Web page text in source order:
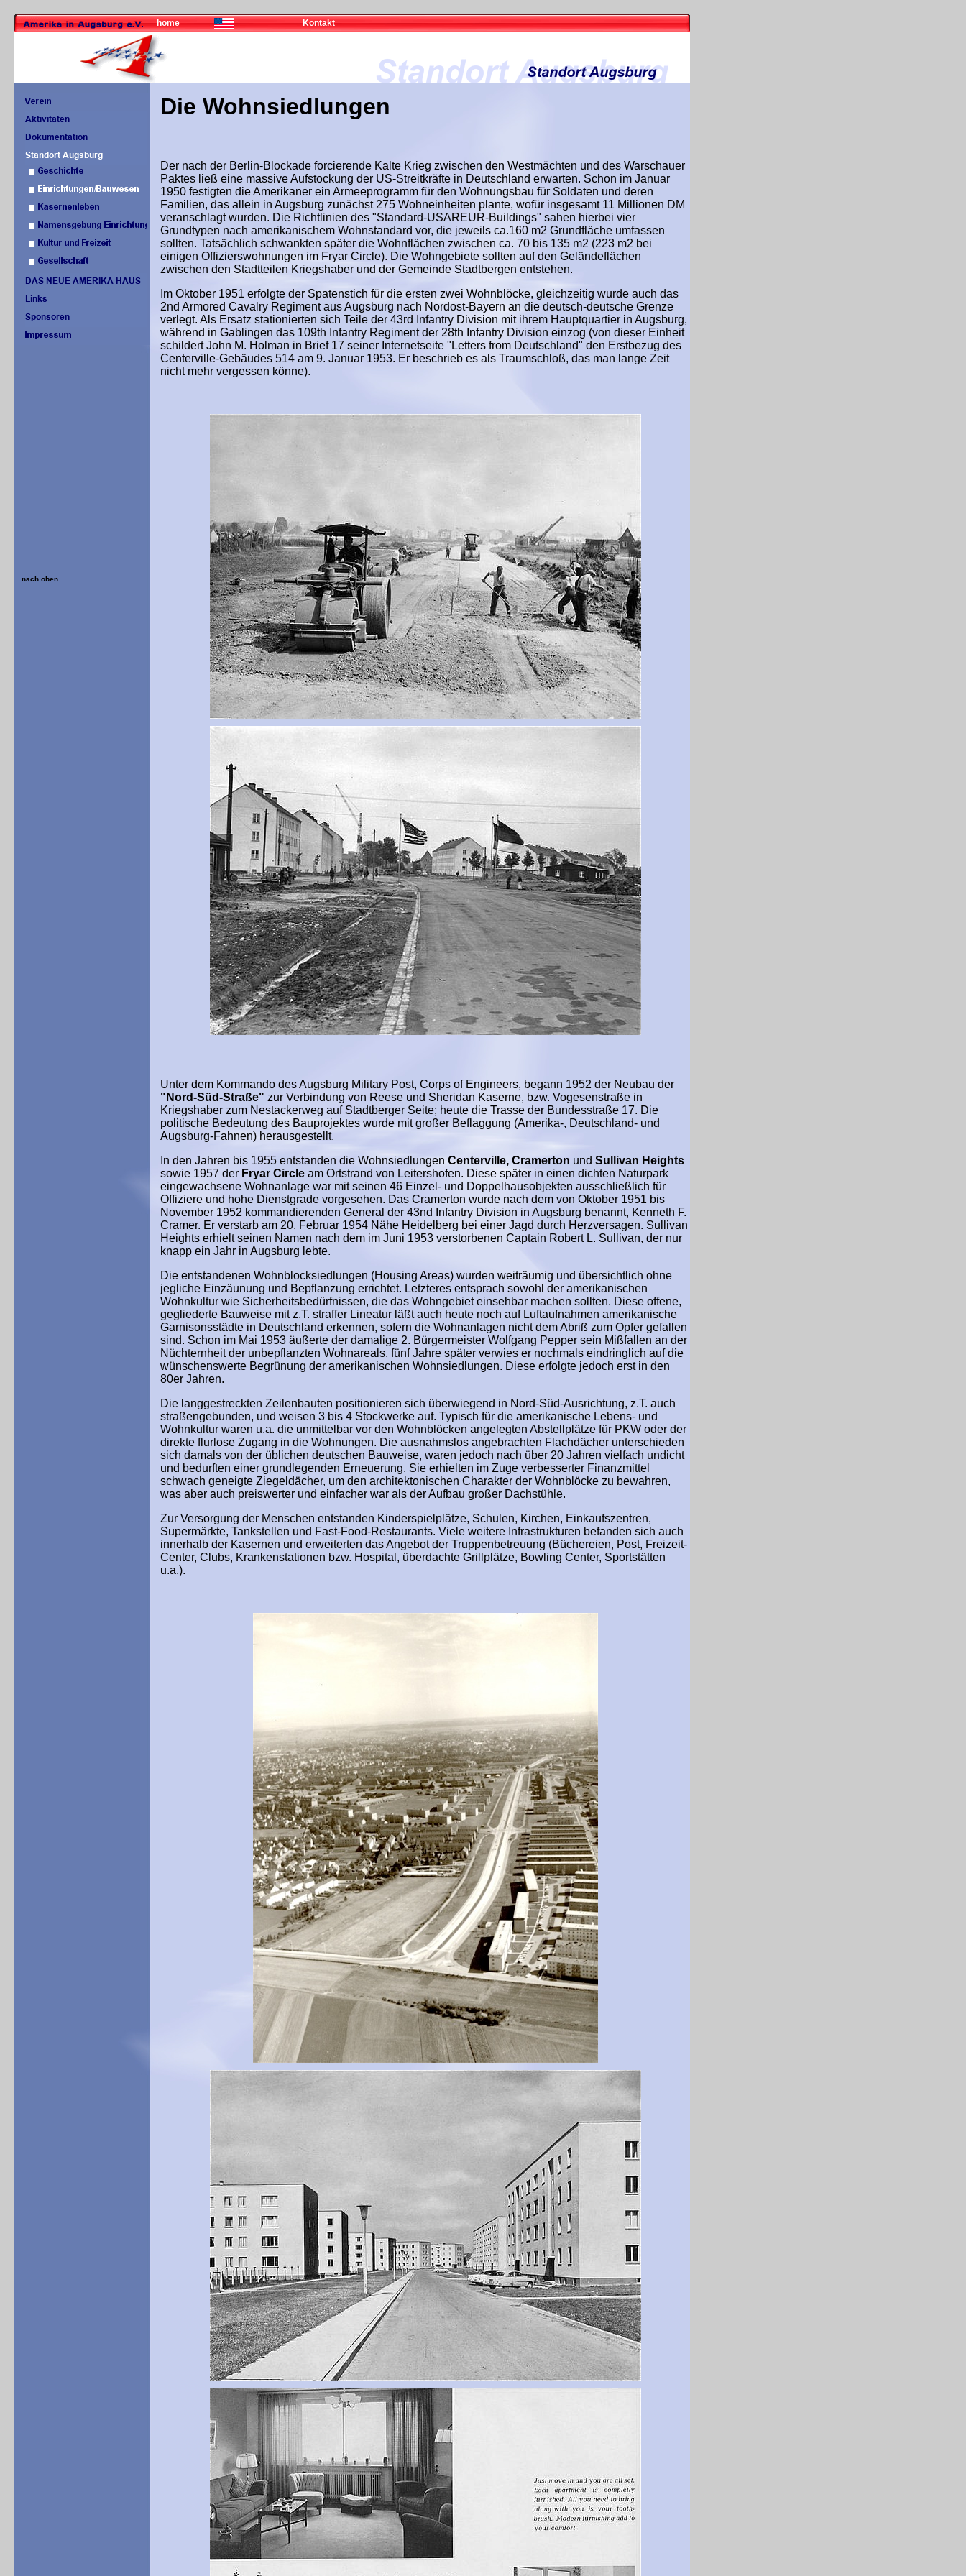
home Kontakt
Die Wohnsiedlungen
Der nach der Berlin-Blockade forcierende Kalte Krieg zwischen den Westmächten und des Warschauer
Paktes ließ eine massive Aufstockung der US-Streitkräfte in Deutschland erwarten. Schon im Januar
1950 festigten die Amerikaner ein Armeeprogramm für den Wohnungsbau für Soldaten und deren
Familien, das allein in Augsburg zunächst 275 Wohneinheiten plante, wofür insgesamt 11 Millionen DM
veranschlagt wurden. Die Richtlinien des "Standard-USAREUR-Buildings" sahen hierbei vier
Grundtypen nach amerikanischem Wohnstandard vor, die jeweils ca.160 m2 Grundfläche umfassen
sollten. Tatsächlich schwankten später die Wohnflächen zwischen ca. 70 bis 135 m2 (223 m2 bei
einigen Offizierswohnungen im Fryar Circle). Die Wohngebiete sollten auf den Geländeflächen
zwischen den Stadtteilen Kriegshaber und der Gemeinde Stadtbergen entstehen.
Im Oktober 1951 erfolgte der Spatenstich für die ersten zwei Wohnblöcke, gleichzeitig wurde auch das
2nd Armored Cavalry Regiment aus Augsburg nach Nordost-Bayern an die deutsch-deutsche Grenze
verlegt. Als Ersatz stationierten sich Teile der 43rd Infantry Division mit ihrem Hauptquartier in Augsburg,
während in Gablingen das 109th Infantry Regiment der 28th Infantry Division einzog (von dieser Einheit
schildert John M. Holman in Brief 17 seiner Internetseite "Letters from Deutschland" den Erstbezug des
Centerville-Gebäudes 514 am 9. Januar 1953. Er beschrieb es als Traumschloß, das man lange Zeit
nicht mehr vergessen könne).
Unter dem Kommando des Augsburg Military Post, Corps of Engineers, begann 1952 der Neubau der
"Nord-Süd-Straße" zur Verbindung von Reese und Sheridan Kaserne, bzw. Vogesenstraße in
Kriegshaber zum Nestackerweg auf Stadtberger Seite; heute die Trasse der Bundesstraße 17. Die
politische Bedeutung des Bauprojektes wurde mit großer Beflaggung (Amerika-, Deutschland- und
Augsburg-Fahnen) herausgestellt.
In den Jahren bis 1955 entstanden die Wohnsiedlungen Centerville, Cramerton und Sullivan Heights
sowie 1957 der Fryar Circle am Ortstrand von Leitershofen. Diese später in einen dichten Naturpark
eingewachsene Wohnanlage war mit seinen 46 Einzel- und Doppelhausobjekten ausschließlich für
Offiziere und hohe Dienstgrade vorgesehen. Das Cramerton wurde nach dem von Oktober 1951 bis
November 1952 kommandierenden General der 43nd Infantry Division in Augsburg benannt, Kenneth F.
Cramer. Er verstarb am 20. Februar 1954 Nähe Heidelberg bei einer Jagd durch Herzversagen. Sullivan
Heights erhielt seinen Namen nach dem im Juni 1953 verstorbenen Captain Robert L. Sullivan, der nur
knapp ein Jahr in Augsburg lebte.
Die entstandenen Wohnblocksiedlungen (Housing Areas) wurden weiträumig und übersichtlich ohne
jegliche Einzäunung und Bepflanzung errichtet. Letzteres entsprach sowohl der amerikanischen
Wohnkultur wie Sicherheitsbedürfnissen, die das Wohngebiet einsehbar machen sollten. Diese offene,
gegliederte Bauweise mit z.T. straffer Lineatur läßt auch heute noch auf Luftaufnahmen amerikanische
Garnisonsstädte in Deutschland erkennen, sofern die Wohnanlagen nicht dem Abriß zum Opfer gefallen
sind. Schon im Mai 1953 äußerte der damalige 2. Bürgermeister Wolfgang Pepper sein Mißfallen an der
Nüchternheit der unbepflanzten Wohnareals, fünf Jahre später verwies er nochmals eindringlich auf die
wünschenswerte Begrünung der amerikanischen Wohnsiedlungen. Diese erfolgte jedoch erst in den
80er Jahren.
Die langgestreckten Zeilenbauten positionieren sich überwiegend in Nord-Süd-Ausrichtung, z.T. auch
straßengebunden, und weisen 3 bis 4 Stockwerke auf. Typisch für die amerikanische Lebens- und
Wohnkultur waren u.a. die unmittelbar vor den Wohnblöcken angelegten Abstellplätze für PKW oder der
direkte flurlose Zugang in die Wohnungen. Die ausnahmslos angebrachten Flachdächer unterschieden
sich damals von der üblichen deutschen Bauweise, waren jedoch nach über 20 Jahren vielfach undicht
und bedurften einer grundlegenden Erneuerung. Sie erhielten im Zuge verbesserter Finanzmittel
schwach geneigte Ziegeldächer, um den architektonischen Charakter der Wohnblöcke zu bewahren,
was aber auch preiswerter und einfacher war als der Aufbau großer Dachstühle.
Zur Versorgung der Menschen entstanden Kinderspielplätze, Schulen, Kirchen, Einkaufszentren,
Supermärkte, Tankstellen und Fast-Food-Restaurants. Viele weitere Infrastrukturen befanden sich auch
innerhalb der Kasernen und erweiterten das Angebot der Truppenbetreuung (Büchereien, Post, Freizeit-
Center, Clubs, Krankenstationen bzw. Hospital, überdachte Grillplätze, Bowling Center, Sportstätten
u.a.).
nach oben